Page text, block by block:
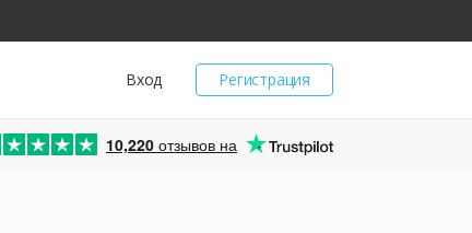
Регистрация
Вход
10,220 отзывов на